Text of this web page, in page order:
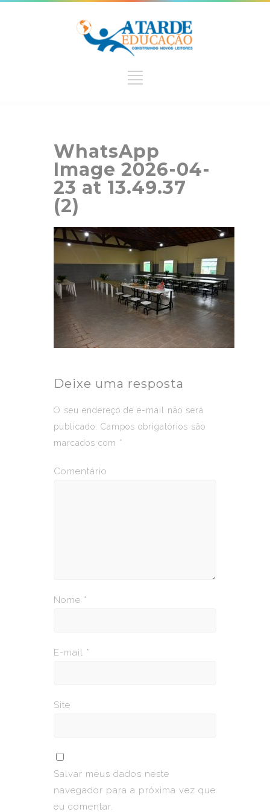
WhatsApp
Image 2026-04-
23 at 13.49.37
(2)
Deixe uma resposta
O seu endereço de e-mail não será
publicado.
Campos obrigatórios são
marcados com *
Comentário
Nome *
E-mail *
Site
Salvar meus dados neste
navegador para a próxima vez que
eu comentar.